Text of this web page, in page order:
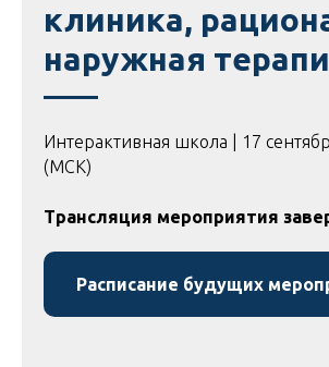
клиника,
наружная
Интерактивная школа | 17
(МСК)
Трансляция мероприятия
Расписание будущих